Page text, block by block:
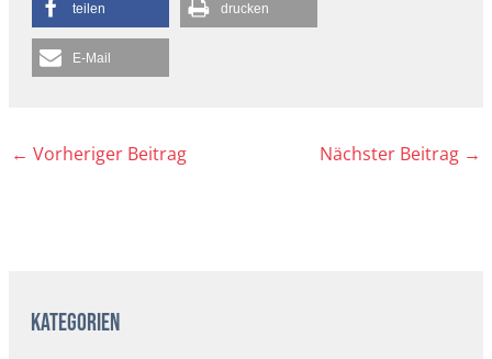
teilen drucken
E-Mail
← Vorheriger Beitrag Nächster Beitrag →
Kategorien
c